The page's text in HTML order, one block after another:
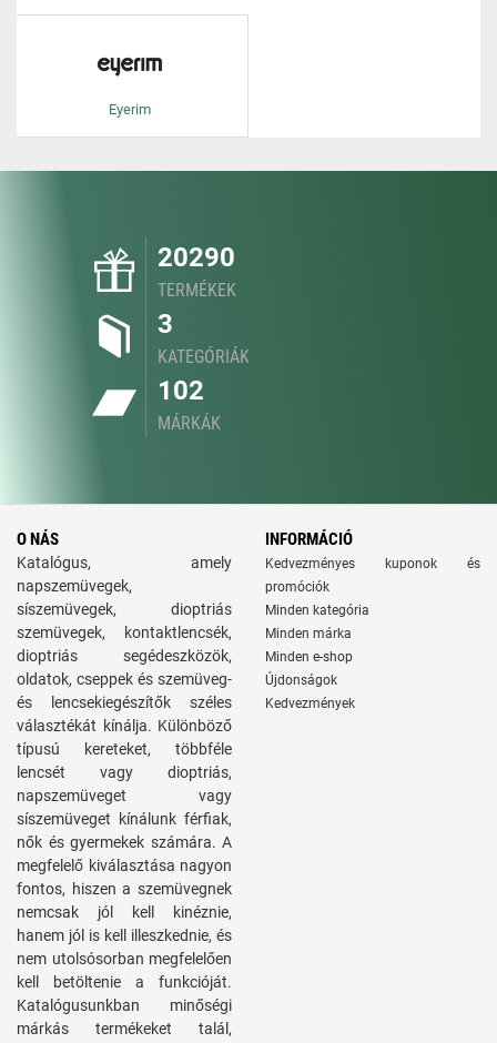
Eyerim
20290
TERMÉKEK
3
KATEGÓRIÁK
102
MÁRKÁK
O NÁS
Katalógus, amely
napszemüvegek,
síszemüvegek, dioptriás
szemüvegek, kontaktlencsék,
dioptriás segédeszközök,
oldatok, cseppek és szemüveg-
és lencsekiegészítők széles
választékát kínálja. Különböző
típusú kereteket, többféle
lencsét vagy dioptriás,
napszemüveget vagy
síszemüveget kínálunk férfiak,
nők és gyermekek számára. A
megfelelő kiválasztása nagyon
fontos, hiszen a szemüvegnek
nemcsak jól kell kinéznie,
hanem jól is kell illeszkednie, és
nem utolsósorban megfelelően
kell betöltenie a funkcióját.
Katalógusunkban minőségi
márkás termékeket talál,
INFORMÁCIÓ
Kedvezményes kuponok és
promóciók
Minden kategória
Minden márka
Minden e-shop
Újdonságok
Kedvezmények